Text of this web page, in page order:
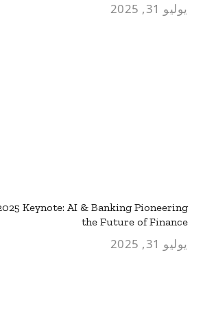
يوليو 31, 2025
Keynote: AI & Banking Pioneering
the Future of Finance
يوليو 31, 2025